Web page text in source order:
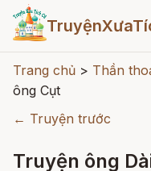
Trang chủ > Thần
ông Cụt
← Truyện trước
Truyện ông